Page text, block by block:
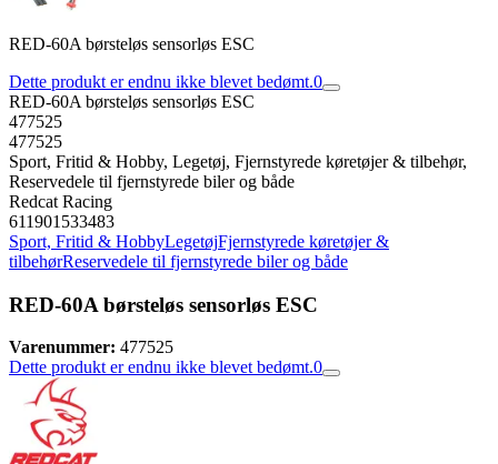
RED-60A børsteløs sensorløs ESC
Dette produkt er endnu ikke blevet bedømt.0
RED-60A børsteløs sensorløs ESC
477525
477525
Sport, Fritid & Hobby, Legetøj, Fjernstyrede køretøjer & tilbehør,
Reservedele til fjernstyrede biler og både
Redcat Racing
611901533483
Sport, Fritid & HobbyLegetøjFjernstyrede køretøjer &
tilbehørReservedele til fjernstyrede biler og både
RED-60A børsteløs sensorløs ESC
Varenummer: 477525
Dette produkt er endnu ikke blevet bedømt.0